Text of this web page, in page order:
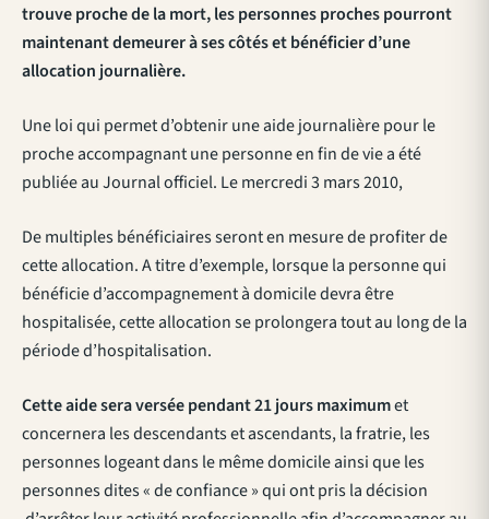
trouve proche de la mort, les personnes proches pourront
maintenant demeurer à ses côtés et bénéficier d’une
allocation journalière.
Une loi qui permet d’obtenir une aide journalière pour le
proche accompagnant une personne en fin de vie a été
publiée au Journal officiel. Le mercredi 3 mars 2010,
De multiples bénéficiaires seront en mesure de profiter de
cette allocation. A titre d’exemple, lorsque la personne qui
bénéficie d’accompagnement à domicile devra être
hospitalisée, cette allocation se prolongera tout au long de la
période d’hospitalisation.
Cette aide sera versée pendant 21 jours maximumet
concernera les descendants et ascendants, la fratrie, les
personnes logeant dans le même domicile ainsi que les
personnes dites « de confiance » qui ont pris la décision